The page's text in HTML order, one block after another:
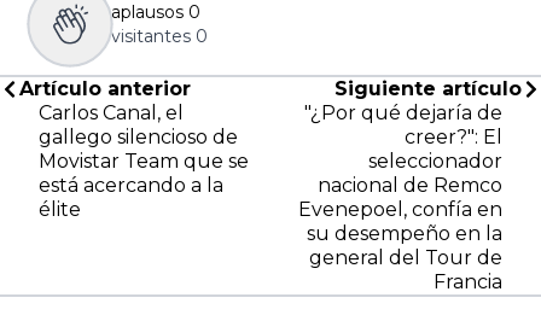
aplausos 0
visitantes 0
Artículo anterior
Carlos Canal, el
gallego silencioso de
Movistar Team que se
está acercando a la
élite
Siguiente artículo
"¿Por qué dejaría de
creer?": El
seleccionador
nacional de Remco
Evenepoel, confía en
su desempeño en la
general del Tour de
Francia